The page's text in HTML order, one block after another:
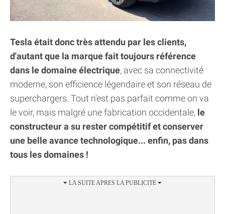
Tesla était donc très attendu par les clients,
d'autant que la marque fait toujours référence
dans le domaine électrique, avec sa connectivité
moderne, son efficience légendaire et son réseau de
superchargers. Tout n'est pas parfait comme on va
le voir, mais malgré une fabrication occidentale, le
constructeur a su rester compétitif et conserver
une belle avance technologique... enfin, pas dans
tous les domaines !